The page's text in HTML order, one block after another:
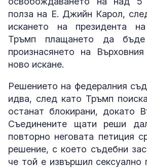
полза на Е. Джийн Карол,
искането на президента
Тръмп плащането да
произнасянето на
ново искане.
Решението на федералния
идва, след като Тръмп
останат блокирани, докато
Съединените щати реши
повторно неговата петиция
решение, с което съдебни
че той е извършил сексуално